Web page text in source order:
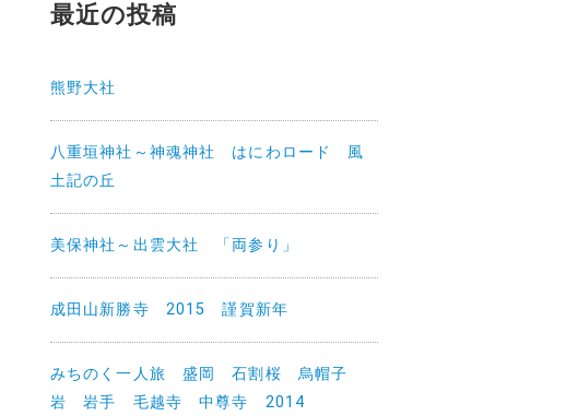
最近の投稿
熊野大社
八重垣神社～神魂神社 はにわロード 風
土記の丘
美保神社～出雲大社 「両参り」
成田山新勝寺 2015 謹賀新年
みちのく一人旅 盛岡 石割桜 烏帽子
岩 岩手 毛越寺 中尊寺 2014